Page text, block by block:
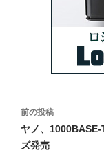
投
稿
ナ
前の投稿
ヤノ、
ズ発売